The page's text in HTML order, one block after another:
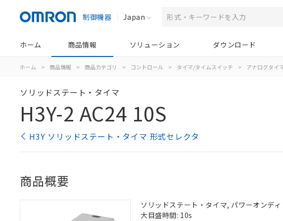
制御機器 Japan
ホーム 商品情報 ソリューション ダウンロード
ホーム > 商品情報 > 商品カテゴリ > コントロール > タイマ/タイムスイッチ > アナログタイ
ソリッドステート・タイマ
H3Y-2 AC24 10S
H3Y ソリッドステート・タイマ 形式セレクタ
商品概要
ソリッドステート・タイマ, パワーオンデ
大目盛時間: 10s